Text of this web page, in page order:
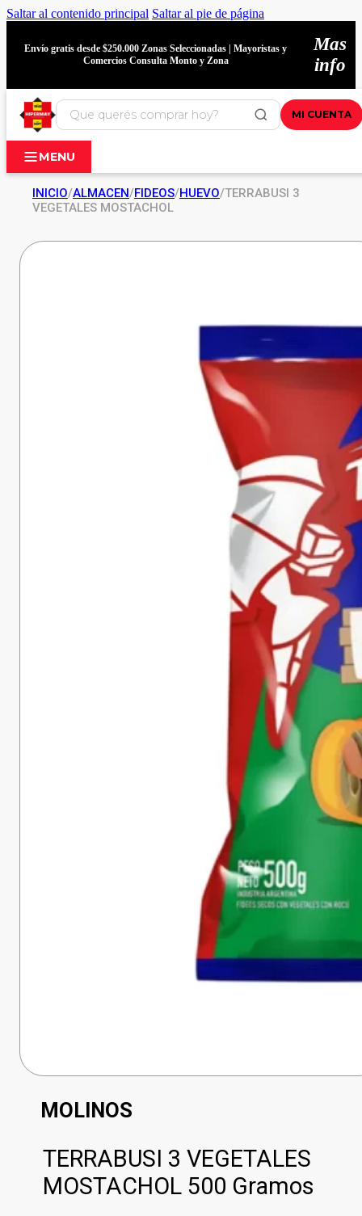
Saltar al contenido principal Saltar al pie de página
Envío gratis desde $250.000 Zonas Seleccionadas | Mayoristas y
Comercios Consulta Monto y Zona
Mas
info
MI CUENTA
MENU
INICIO/ALMACEN/FIDEOS/HUEVO/TERRABUSI 3
VEGETALES MOSTACHOL
MOLINOS
TERRABUSI 3 VEGETALES
MOSTACHOL 500 Gramos